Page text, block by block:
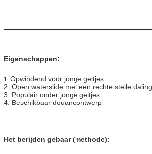
Eigenschappen:
1. Opwindend voor jonge geitjes
2. Open waterslide met een rechte steile daling
3. Populair onder jonge geitjes
4. Beschikbaar douaneontwerp
Het berijden gebaar (methode):